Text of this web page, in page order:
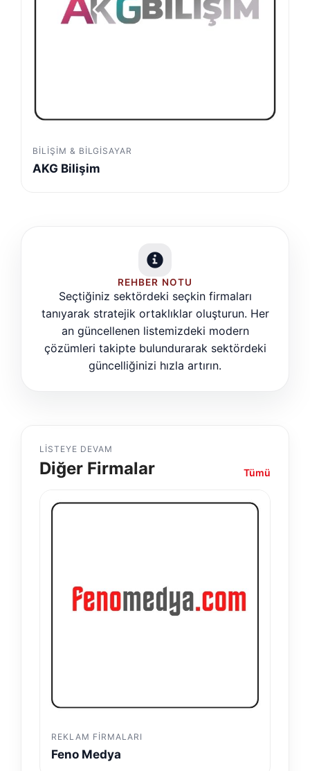
BILIŞIM & BILGISAYAR
AKG Bilişim
REHBER NOTU
Seçtiğiniz sektördeki seçkin firmaları
tanıyarak stratejik ortaklıklar oluşturun. Her
an güncellenen listemizdeki modern
çözümleri takipte bulundurarak sektördeki
güncelliğinizi hızla artırın.
LISTEYE DEVAM
Diğer Firmalar Tümü
REKLAM FIRMALARI
Feno Medya